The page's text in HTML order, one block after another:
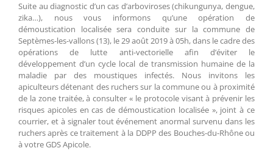
Suite au diagnostic d’un cas d’arboviroses (chikungunya, dengue,
zika…), nous vous informons qu’une opération de
démoustication localisée sera conduite sur la commune de
Septèmes-les-vallons (13), le 29 août 2019 à 05h, dans le cadre des
opérations de lutte anti-vectorielle afin d’éviter le
développement d’un cycle local de transmission humaine de la
maladie par des moustiques infectés. Nous invitons les
apiculteurs détenant des ruchers sur la commune ou à proximité
de la zone traitée, à consulter « le protocole visant à prévenir les
risques apicoles en cas de démoustication localisée », joint à ce
courrier, et à signaler tout événement anormal survenu dans les
ruchers après ce traitement à la DDPP des Bouches-du-Rhône ou
à votre GDS Apicole.